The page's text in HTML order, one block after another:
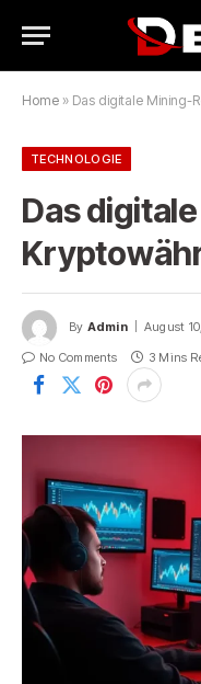
Home » Das digitale Mining-
TECHNOLOGIE
Das
By Admin August
No Comments
3 Mins